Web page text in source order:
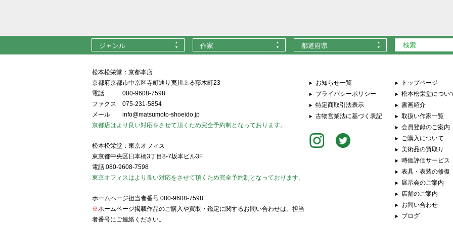
ジャンル 作家 都道府県
松本松栄堂：京都本店
京都府京都市中京区寺町通り夷川上る藤木町23
電話
080-9608-7598
ファクス
075-231-5854
メール
info@matsumoto-shoeido.jp
京都店はより良い対応をさせて頂くため完全予約制となっております。
松本松栄堂：東京オフィス
東京都中央区日本橋3丁目8-7坂本ビル3F
電話 080-9608-7598
東京オフィスはより良い対応をさせて頂くため完全予約制となっております。
ホームページ担当者番号 080-9608-7598
※ホームページ掲載作品のご購入や買取・鑑定に関するお問い合わせは、担当
者番号にご連絡ください。
お知らせ一覧
プライバシーポリシー
特定商取引法表示
古物営業法に基づく表記
トップページ
松本松栄堂につい
書画紹介
取扱い作家一覧
会員登録のご案内
ご購入について
美術品の買取り
時価評価サービス
表具・表装の修復
展示会のご案内
店舗のご案内
お問い合わせ
ブログ